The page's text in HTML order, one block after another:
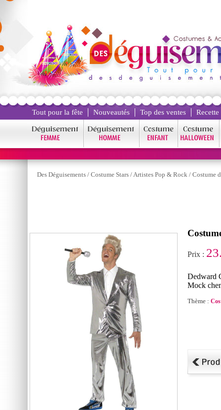
Tout pour la fête Nouveautés Top des ventes
Des Déguisements / Costume Stars /Artistes Pop & Rock / Costume
Prix :
Dedward
Mock
Thème :